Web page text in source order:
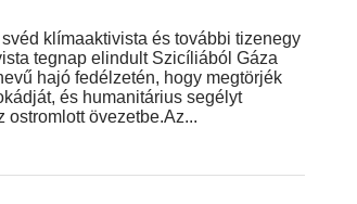
klímaaktivista és további tizenegy
tegnap elindult Szicíliából Gáza
hajó fedélzetén, hogy megtörjék
és humanitárius segélyt
ostromlott övezetbe.Az...